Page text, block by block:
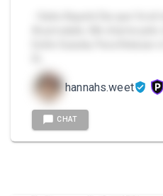
hannahs.weet
CHAT